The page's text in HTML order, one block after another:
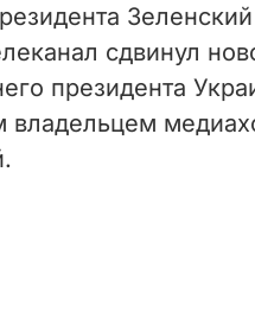
сдвинул
президента